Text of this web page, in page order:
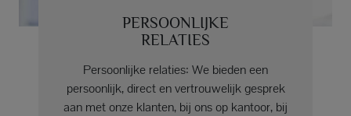
PERSOONLIJKE
RELATIES
Persoonlijke relaties: We bieden een
persoonlijk, direct en vertrouwelijk gesprek
aan met onze klanten, bij ons op kantoor, bij